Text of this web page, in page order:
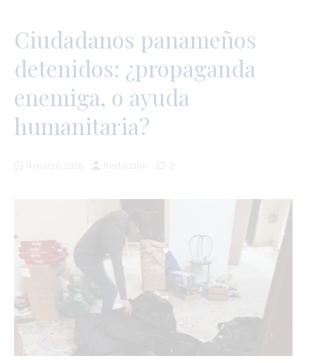
Ciudadanos panameños
detenidos: ¿propaganda
enemiga, o ayuda
humanitaria?